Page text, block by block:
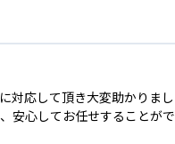
対応して頂き大変助かりまし
安心してお任せすることがで